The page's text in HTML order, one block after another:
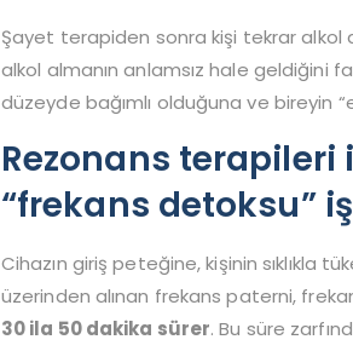
Şayet terapiden sonra kişi tekrar alkol
alkol almanın anlamsız hale geldiğini
düzeyde bağımlı olduğuna ve bireyin
Rezonans terapileri
“frekans detoksu”
Cihazın giriş peteğine, kişinin sıklıkla
üzerinden alınan frekans paterni,
30 ila 50 dakika sürer. Bu süre